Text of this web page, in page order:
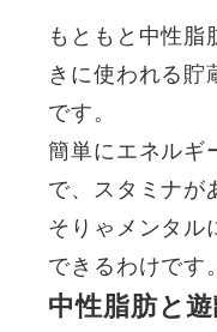
もともと中性脂
きに使われる貯
です。
簡単にエネルギ
で、スタミナが
そりゃメンタル
できるわけです。
中性脂肪と